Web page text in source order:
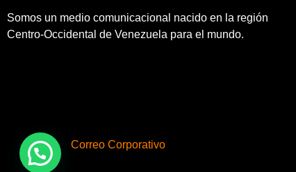
Somos un medio comunicacional nacido en la región
Centro-Occidental de Venezuela para el mundo.
Correo Corporativo